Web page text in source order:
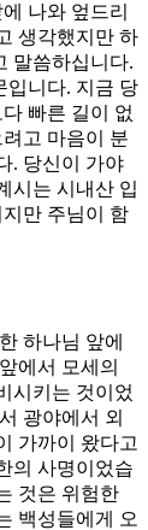
나와 엎드리
생각했지만 하
말씀하십니다.
입니다. 지금 당
빠른 길이 없
고 마음이 분
. 당신이 가야
시는 시내산 입
만 주님이 함
하나님 앞에
에서 모세의
시키는 것이었
광야에서 외
가까이 왔다고
의 사명이었습
것은 위험한
백성들에게 오